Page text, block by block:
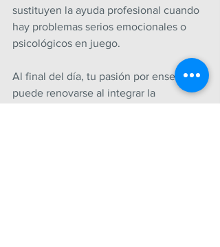
sustituyen la ayuda profesional cuando
hay problemas serios emocionales o
psicológicos en juego.
Al final del día, tu pasión por enseñar
puede renovarse al integrar la